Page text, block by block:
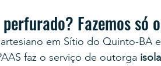
Fazemos só
em Sítio do Quinto-BA
faz o serviço de outorga